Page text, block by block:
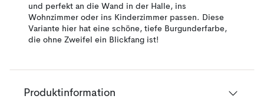
und perfekt an die Wand in der Halle, ins
Wohnzimmer oder ins Kinderzimmer passen. Diese
Variante hier hat eine schöne, tiefe Burgunderfarbe,
die ohne Zweifel ein Blickfang ist!
Produktinformation